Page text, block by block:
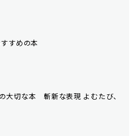
すめの本
大切な本 斬新な表現 よむたび、